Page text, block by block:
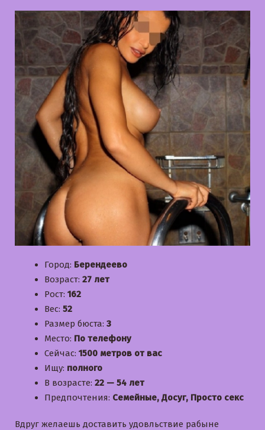
Город: Берендеево
Возраст: 27 лет
Рост: 162
Вес: 52
Размер бюста: 3
Место: По телефону
Сейчас: 1500 метров от вас
Ищу: полного
В возрасте: 22 — 54 лет
Предпочтения: Семейные, Досуг, Просто секс
Вдруг желаешь доставить удовльствие рабыне